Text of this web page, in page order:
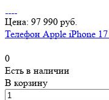
Цена: 97 990 руб.
Телефон Apple iPhone
0
Есть в наличии
В корзину